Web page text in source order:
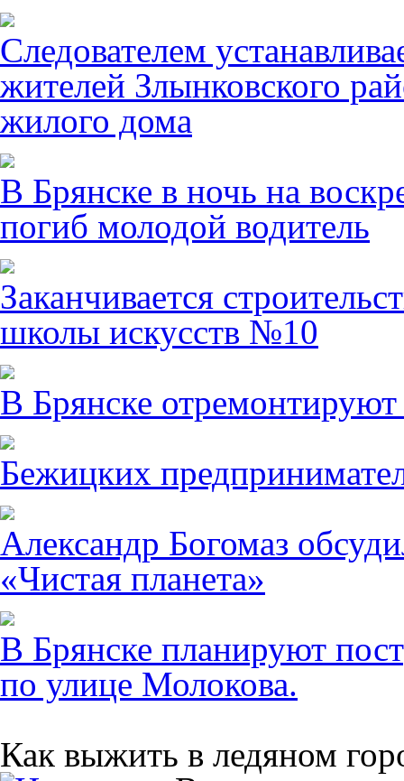
Следователем
жителей Злынковского
жилого дома
В Брянске в ночь на
погиб молодой водитель
Заканчивается
школы искусств №10
В Брянске
Бежицких
Александр Богомаз
«Чистая планета»
В Брянске планируют
по улице Молокова.
Как выжить в ледяном